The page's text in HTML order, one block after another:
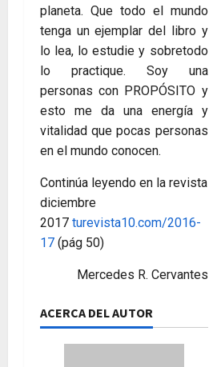
planeta. Que todo el mundo
tenga un ejemplar del libro y
lo lea, lo estudie y sobretodo
lo practique. Soy una
personas con PROPÓSITO y
esto me da una energía y
vitalidad que pocas personas
en el mundo conocen.
Continúa leyendo en la revista
diciembre
2017 turevista10.com/2016-
17 (pág 50)
Mercedes R. Cervantes
ACERCA DEL AUTOR